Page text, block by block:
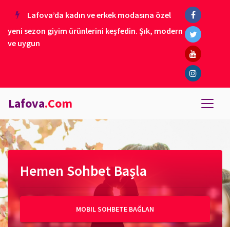
Lafova’da kadın ve erkek modasına özel
yeni sezon giyim ürünlerini keşfedin. Şık, modern
ve uygun
Lafova.Com
Hemen Sohbet Başla
MOBIL SOHBETE BAĞLAN